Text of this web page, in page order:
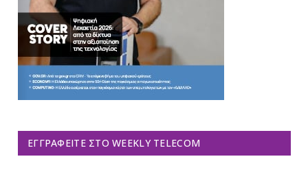
ΕΓΓΡΑΦΕΊΤΕ ΣΤΟ WEEKLY TELECOM